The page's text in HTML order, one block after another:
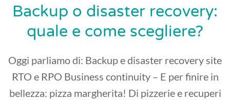
Backup o disaster recovery:
quale e come scegliere?
Oggi parliamo di: Backup e disaster recovery site
RTO e RPO Business continuity – E per finire in
bellezza: pizza margherita! Di pizzerie e recuperi